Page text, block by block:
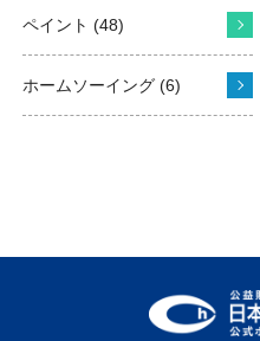
ペイント (48)
ホームソーイング (6)